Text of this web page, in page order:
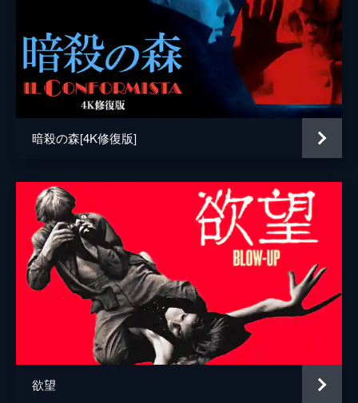
ベルナルド・ベルトルッチ
原作
音楽
リチャード・ホロウィッツ
暗殺の森[4K修復版]
欲望